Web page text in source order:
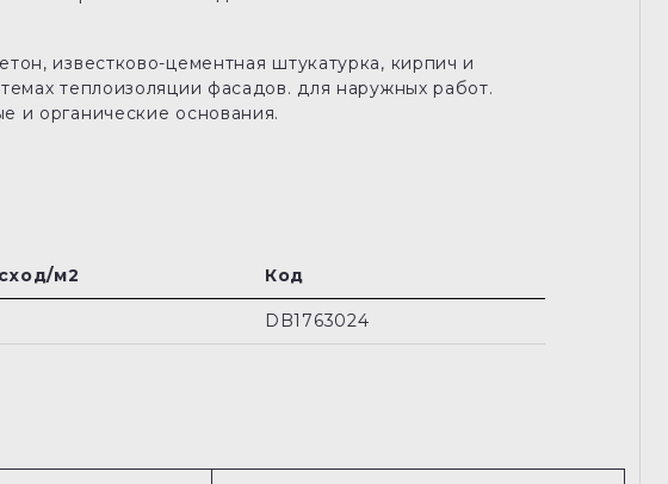
известково-цементная штукатурка, кирпич и
теплоизоляции фасадов. для наружных работ.
и органические основания.
м2 Код
DB1763024